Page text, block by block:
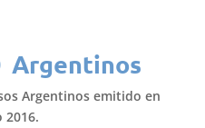
Argentinos
Argentinos emitido en
2016.